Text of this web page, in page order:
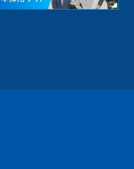
プラットフォーム